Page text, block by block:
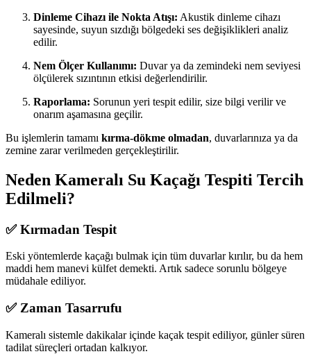
Dinleme Cihazı ile Nokta Atışı: Akustik dinleme cihazı
sayesinde, suyun sızdığı bölgedeki ses değişiklikleri analiz
edilir.
Nem Ölçer Kullanımı: Duvar ya da zemindeki nem seviyesi
ölçülerek sızıntının etkisi değerlendirilir.
Raporlama: Sorunun yeri tespit edilir, size bilgi verilir ve
onarım aşamasına geçilir.
Bu işlemlerin tamamı kırma-dökme olmadan, duvarlarınıza ya da
zemine zarar verilmeden gerçekleştirilir.
Neden Kameralı Su Kaçağı Tespiti Tercih
Edilmeli?
✅ Kırmadan Tespit
Eski yöntemlerde kaçağı bulmak için tüm duvarlar kırılır, bu da hem
maddi hem manevi külfet demekti. Artık sadece sorunlu bölgeye
müdahale ediliyor.
✅ Zaman Tasarrufu
Kameralı sistemle dakikalar içinde kaçak tespit ediliyor, günler süren
tadilat süreçleri ortadan kalkıyor.